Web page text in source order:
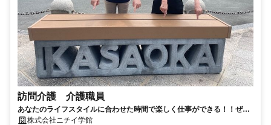
訪問介護 介護職員
あなたのライフスタイルに合わせた時間で楽しく仕事ができる！！ぜひ
ニチイケアセンター笠岡へ！！
株式会社ニチイ学館